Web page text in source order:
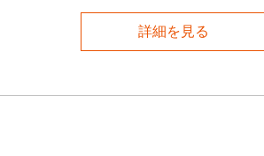
詳細を見る